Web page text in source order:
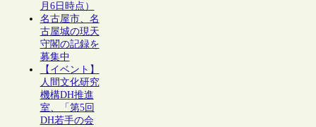
月6日時点）
名古屋市、名
古屋城の現天
守閣の記録を
募集中
【イベント】
人間文化研究
機構DH推進
室、「第5回
DH若手の会